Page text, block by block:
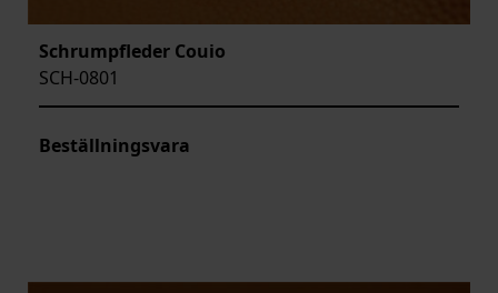
Schrumpfleder Couio
SCH-0801
Beställningsvara